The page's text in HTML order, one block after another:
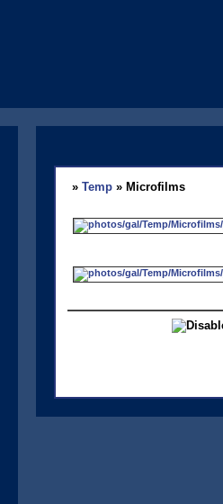
» Temp » Microfilms